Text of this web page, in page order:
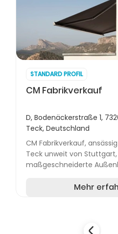
STANDARD PROFIL
CM Fabrikverkauf
D, Bodenäckerstraße 1,
Teck, Deutschland
CM Fabrikverkauf,
Teck unweit von
maßgeschneiderte
gewerbliche Kunden. Das
Mehr